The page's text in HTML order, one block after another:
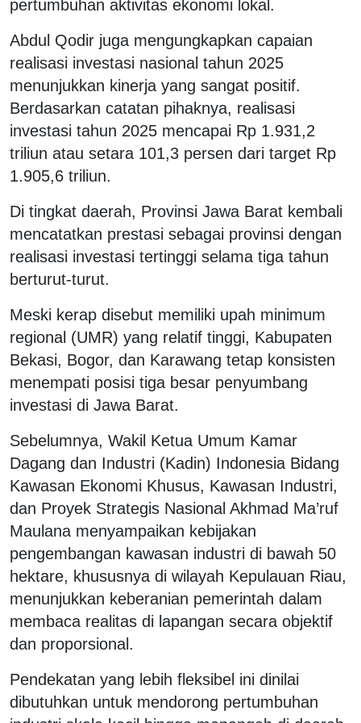
pertumbuhan aktivitas ekonomi lokal.
Abdul Qodir juga mengungkapkan capaian
realisasi investasi nasional tahun 2025
menunjukkan kinerja yang sangat positif.
Berdasarkan catatan pihaknya, realisasi
investasi tahun 2025 mencapai Rp 1.931,2
triliun atau setara 101,3 persen dari target Rp
1.905,6 triliun.
Di tingkat daerah, Provinsi Jawa Barat kembali
mencatatkan prestasi sebagai provinsi dengan
realisasi investasi tertinggi selama tiga tahun
berturut-turut.
Meski kerap disebut memiliki upah minimum
regional (UMR) yang relatif tinggi, Kabupaten
Bekasi, Bogor, dan Karawang tetap konsisten
menempati posisi tiga besar penyumbang
investasi di Jawa Barat.
Sebelumnya, Wakil Ketua Umum Kamar
Dagang dan Industri (Kadin) Indonesia Bidang
Kawasan Ekonomi Khusus, Kawasan Industri,
dan Proyek Strategis Nasional Akhmad Ma’ruf
Maulana menyampaikan kebijakan
pengembangan kawasan industri di bawah 50
hektare, khususnya di wilayah Kepulauan Riau,
menunjukkan keberanian pemerintah dalam
membaca realitas di lapangan secara objektif
dan proporsional.
Pendekatan yang lebih fleksibel ini dinilai
dibutuhkan untuk mendorong pertumbuhan